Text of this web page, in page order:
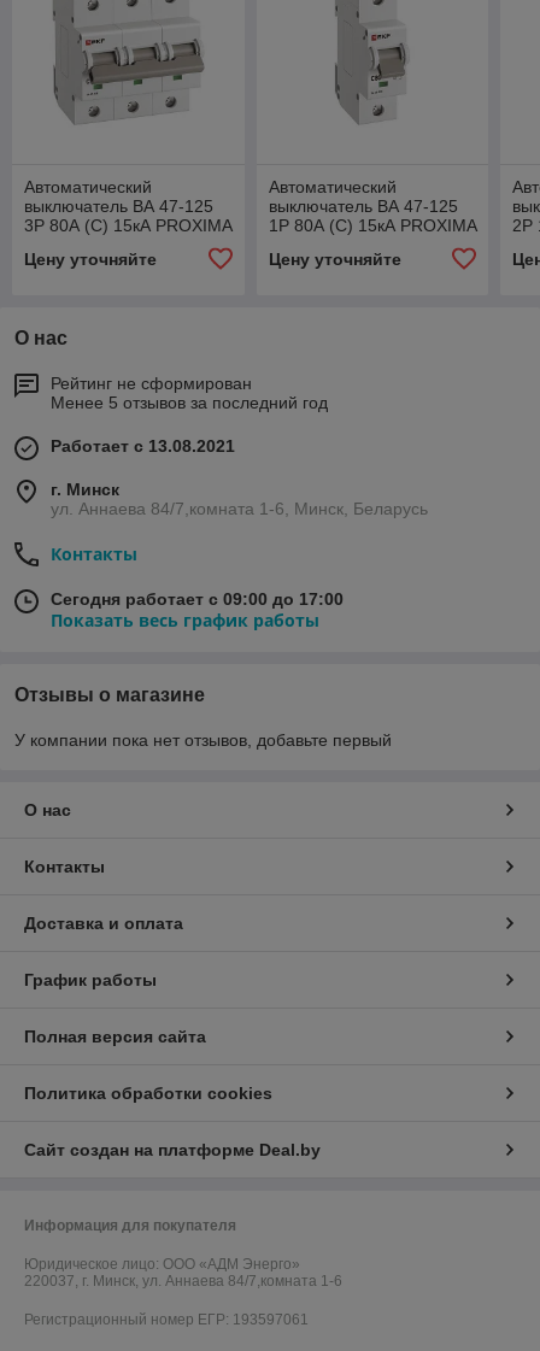
Автоматический
выключатель ВА 47-125
3P 80А (C) 15кА PROXIMA
Цену уточняйте
Автоматический
выключатель ВА 47-125
1P 80А (C) 15кА PROXIMA
Цену уточняйте
2P
О нас
Рейтинг не сформирован
Менее 5 отзывов за последний год
Работает с 13.08.2021
г. Минск
ул. Аннаева 84/7,комната 1-6, Минск, Беларусь
Контакты
Сегодня работает с 09:00 до 17:00
Показать весь график работы
Отзывы о магазине
У компании пока нет отзывов, добавьте первый
О нас
Контакты
Доставка и оплата
График работы
Полная версия сайта
Политика обработки cookies
Сайт создан на платформе Deal.by
Информация для покупателя
Юридическое лицо: ООО «АДМ Энерго»
220037, г. Минск, ул. Аннаева 84/7,комната 1-6
Регистрационный номер ЕГР: 193597061